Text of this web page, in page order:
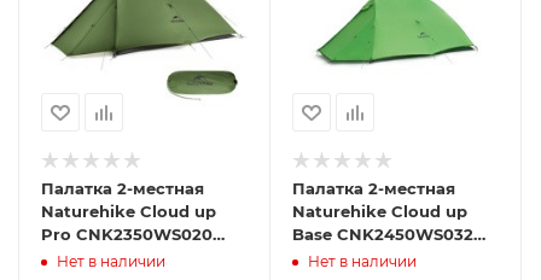
Палатка 2-местная
Naturehike Cloud up
Pro CNK2350WS020
зеленый
Нет в наличии
Палатка 2-местная
Naturehike Cloud up
Base CNK2450WS032
оранжевый
Нет в наличии